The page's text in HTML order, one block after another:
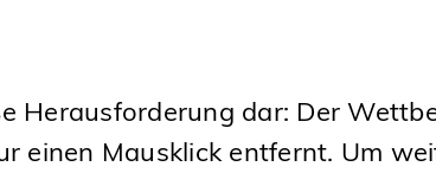
Herausforderung dar: Der
einen Mausklick entfernt. Um